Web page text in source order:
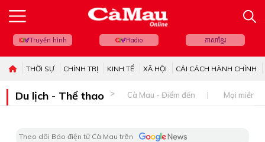
Truyền hình Radio ភាសាខ្មែរ
THỜI SỰ CHÍNH TRỊ KINH TẾ XÃ HỘI CẢI CÁCH HÀNH CHÍNH
Du lịch - Thể thao Cà Mau - Điểm đến Mọi miền
Theo dõi Báo điện tử Cà Mau trên